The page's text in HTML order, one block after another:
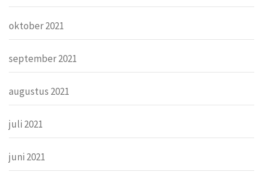
oktober 2021
september 2021
augustus 2021
juli 2021
juni 2021